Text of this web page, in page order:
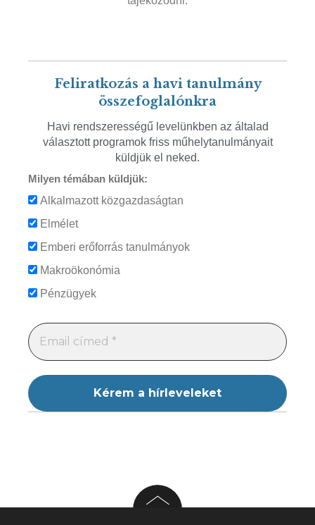
Feliratkozás a havi tanulmány
összefoglalónkra
Havi rendszerességű levelünkben az általad
választott programok friss műhelytanulmányait
küldjük el neked.
Milyen témában küldjük:
Alkalmazott közgazdaságtan
Elmélet
Emberi erőforrás tanulmányok
Makroökonómia
Pénzügyek